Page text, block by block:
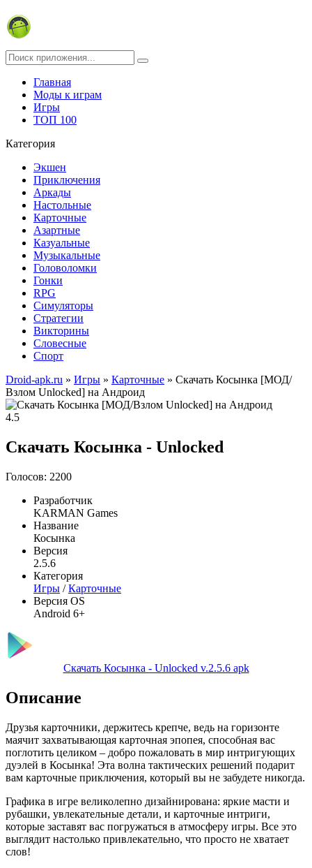
Главная
Моды к играм
Игры
ТОП 100
Категория
Экшен
Приключения
Аркады
Настольные
Карточные
Азартные
Казуальные
Музыкальные
Головоломки
Гонки
RPG
Симуляторы
Стратегии
Викторины
Словесные
Спорт
Droid-apk.ru » Игры » Карточные » Скачать Косынка [МОД/
Взлом Unlocked] на Андроид
4.5
Скачать Косынка - Unlocked
Голосов: 2200
Разработчик
KARMAN Games
Название
Косынка
Версия
2.5.6
Категория
Игры /Карточные
Версия OS
Android 6+
Скачать Косынка - Unlocked v.2.5.6 apk
Описание
Друзья карточники, держитесь крепче, ведь на горизонте
маячит захватывающая карточная эпопея, способная вас
поглотить целиком – добро пожаловать в мир интригующих
дуэлей в Косынка! Эта волна тактических решений подарит
вам карточные приключения, который вы не забудете никогда.
Графика в игре великолепно дизайнирована: яркие масти и
рубашки, увлекательные детали, и карточные интриги,
которые заставят вас погружаться в атмосферу игры. Все это
выглядит настолько привлекательно, что просто не хватает
слов!